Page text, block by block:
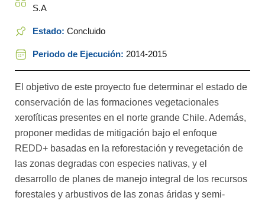
S.A
Estado: Concluido
Periodo de Ejecución: 2014-2015
El objetivo de este proyecto fue determinar el estado de
conservación de las formaciones vegetacionales
xerofíticas presentes en el norte grande Chile. Además,
proponer medidas de mitigación bajo el enfoque
REDD+ basadas en la reforestación y revegetación de
las zonas degradas con especies nativas, y el
desarrollo de planes de manejo integral de los recursos
forestales y arbustivos de las zonas áridas y semi-